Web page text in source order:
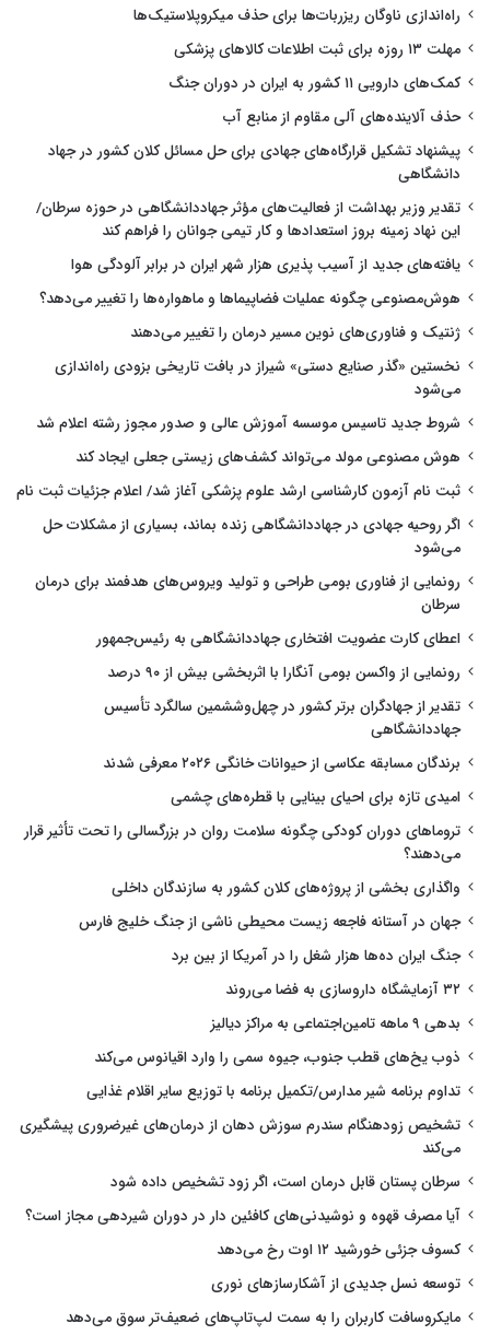
راه‌اندازی ناوگان ریزربات‌ها برای حذف میکروپلاستیک‌ها
مهلت ۱۳ روزه برای ثبت اطلاعات کالاهای پزشکی
کمک‌های دارویی ۱۱ کشور به ایران در دوران جنگ
حذف آلاینده‌های آلی مقاوم از منابع آب
پیشنهاد تشکیل قرارگاه‌های جهادی برای حل مسائل کلان کشور در جهاد
دانشگاهی
تقدیر وزیر بهداشت از فعالیت‌های مؤثر جهاددانشگاهی در حوزه سرطان/
این نهاد زمینه بروز استعدادها و کار تیمی جوانان را فراهم کند
یافته‌های جدید از آسیب پذیری هزار شهر ایران در برابر آلودگی هوا
هوش‌مصنوعی چگونه عملیات فضاپیماها و ماهواره‌ها را تغییر می‌دهد؟
ژنتیک و فناوری‌های نوین مسیر درمان را تغییر می‌دهند
نخستین «گذر صنایع دستی» شیراز در بافت تاریخی بزودی راه‌اندازی
می‌شود
شروط جدید تاسیس موسسه آموزش عالی و صدور مجوز رشته اعلام شد
هوش مصنوعی مولد می‌تواند کشف‌های زیستی جعلی ایجاد کند
ثبت نام آزمون کارشناسی ارشد علوم پزشکی آغاز شد/ اعلام جزئیات ثبت نام
اگر روحیه جهادی در جهاددانشگاهی زنده بماند، بسیاری از مشکلات حل
می‌شود
رونمایی از فناوری بومی طراحی و تولید ویروس‌های هدفمند برای درمان
سرطان
اعطای کارت عضویت افتخاری جهاددانشگاهی به رئیس‌جمهور
رونمایی از واکسن بومی آنگارا با اثربخشی بیش از ۹۰ درصد
تقدیر از جهادگران برتر کشور در چهل‌وششمین سالگرد تأسیس
جهاددانشگاهی
برندگان مسابقه عکاسی از حیوانات خانگی ۲۰۲۶ معرفی شدند
امیدی تازه برای احیای بینایی با قطره‌های چشمی
تروماهای دوران کودکی چگونه سلامت روان در بزرگسالی را تحت تأثیر قرار
می‌دهند؟
واگذاری بخشی از پروژه‌های کلان کشور به سازندگان داخلی
جهان در آستانه فاجعه زیست محیطی ناشی از جنگ خلیج فارس
جنگ ایران ده‌ها هزار شغل را در آمریکا از بین برد
۳۲ آزمایشگاه داروسازی به فضا می‌روند
بدهی ۹ ماهه تامین‌اجتماعی به مراکز دیالیز
ذوب یخ‌های قطب جنوب، جیوه سمی را وارد اقیانوس می‌کند
تداوم برنامه شیر مدارس/تکمیل برنامه با توزیع سایر اقلام غذایی
تشخیص زودهنگام سندرم سوزش دهان از درمان‌های غیرضروری پیشگیری
می‌کند
سرطان پستان قابل درمان است، اگر زود تشخیص داده شود
آیا مصرف قهوه و نوشیدنی‌های کافئین دار در دوران شیردهی مجاز است؟
کسوف جزئی خورشید ۱۲ اوت رخ می‌دهد
توسعه نسل جدیدی از آشکارسازهای نوری
مایکروسافت کاربران را به سمت لپ‌تاپ‌های ضعیف‌تر سوق می‌دهد